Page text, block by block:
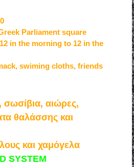
Parliament square
in the morning to 12 in the
swiming cloths, friends
σωσίβια, αιώρες,
θαλάσσης και
και χαμόγελα
SYSTEM